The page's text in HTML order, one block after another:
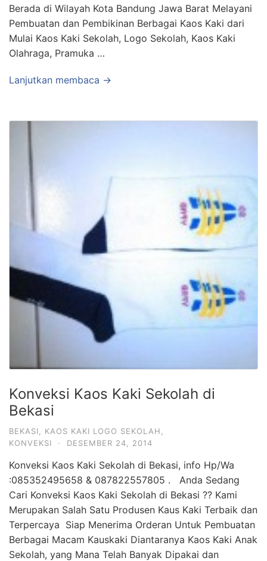
Berada di Wilayah Kota Bandung Jawa Barat Melayani
Pembuatan dan Pembikinan Berbagai Kaos Kaki dari
Mulai Kaos Kaki Sekolah, Logo Sekolah, Kaos Kaki
Olahraga, Pramuka …
Lanjutkan membaca →
Konveksi Kaos Kaki Sekolah di
Bekasi
BEKASI KAOS KAKI LOGO SEKOLAH
KONVEKSI
· DESEMBER 24, 2014
Konveksi Kaos Kaki Sekolah di Bekasi, info Hp/Wa
:085352495658 & 087822557805 . Anda Sedang
Cari Konveksi Kaos Kaki Sekolah di Bekasi ?? Kami
Merupakan Salah Satu Produsen Kaus Kaki Terbaik dan
Terpercaya Siap Menerima Orderan Untuk Pembuatan
Berbagai Macam Kauskaki Diantaranya Kaos Kaki Anak
Sekolah, yang Mana Telah Banyak Dipakai dan